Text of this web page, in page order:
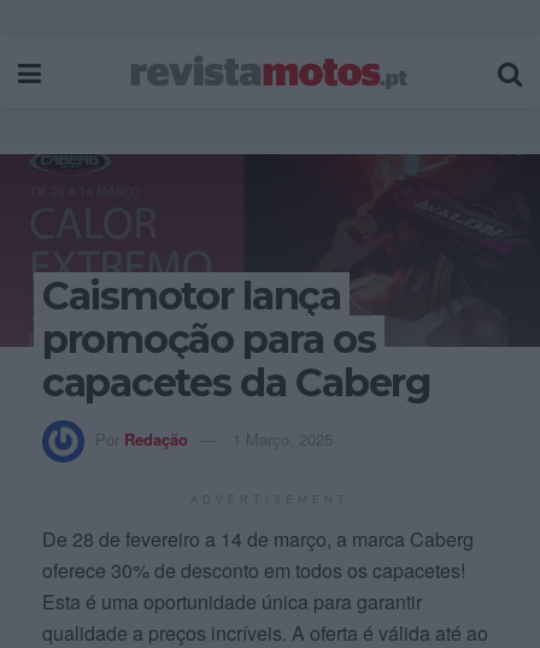
Caismotor lança
promoção para os
capacetes da Caberg
Por Redação 1 Março, 2025
De 28 de fevereiro a 14 de março, a marca Caberg
oferece 30% de desconto em todos os capacetes!
Esta é uma oportunidade única para garantir
qualidade a preços incríveis. A oferta é válida até ao